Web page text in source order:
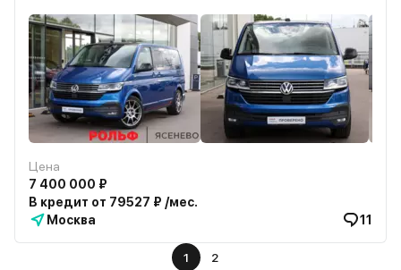
Цена
7 400 000 ₽
В кредит от 79527 ₽ /мес.
Москва
11
1 2